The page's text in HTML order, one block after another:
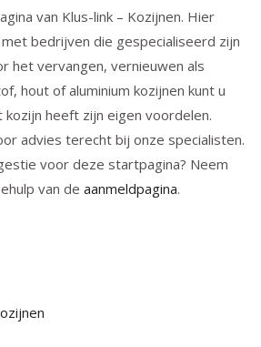
van Klus-link – Kozijnen. Hier
bedrijven die gespecialiseerd zijn
het vervangen, vernieuwen als
hout of aluminium kozijnen kunt u
heeft zijn eigen voordelen.
advies terecht bij onze specialisten.
voor deze startpagina? Neem
van de aanmeldpagina.